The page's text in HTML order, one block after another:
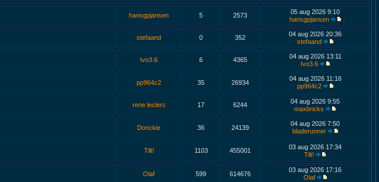
hansgpjansen 5 2573
05 aug 2026 9:10
hansgpjansen
stefaand 0 352
04 aug 2026 20:36
stefaand
Ivo3.6 6 4365
04 aug 2026 13:11
Ivo3.6
pp964c2 35 26934
04 aug 2026 11:16
pp964c2
rene leclerc 17 6244
04 aug 2026 9:55
maxbricks
Donckie 36 24139
04 aug 2026 7:50
bladerunner
Tilt! 1103 455001
03 aug 2026 17:34
Tilt!
Olaf 599 614676
03 aug 2026 17:16
Olaf